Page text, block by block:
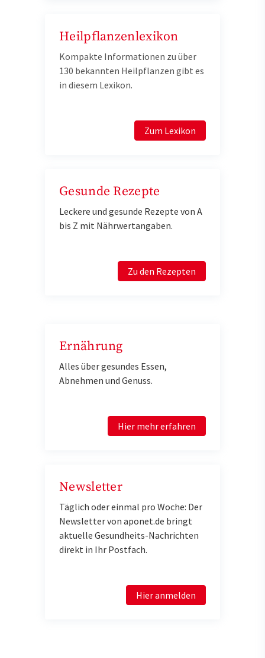
Heilpflanzenlexikon
Kompakte Informationen zu über
130 bekannten Heilpflanzen gibt es
in diesem Lexikon.
Zum Lexikon
Gesunde Rezepte
Leckere und gesunde Rezepte von A
bis Z mit Nährwertangaben.
Zu den Rezepten
Ernährung
Alles über gesundes Essen,
Abnehmen und Genuss.
Hier mehr erfahren
Newsletter
Täglich oder einmal pro Woche: Der
Newsletter von aponet.de bringt
aktuelle Gesundheits-Nachrichten
direkt in Ihr Postfach.
Hier anmelden